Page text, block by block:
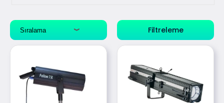
Filtreleme